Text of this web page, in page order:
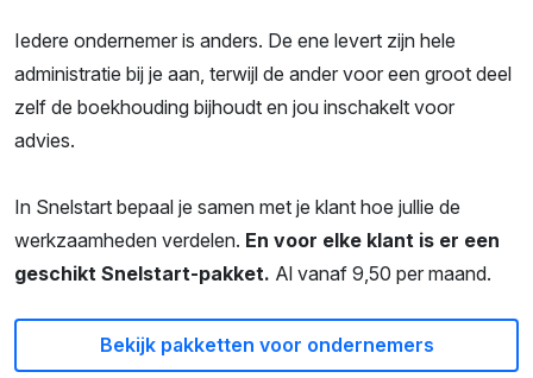
Iedere ondernemer is anders. De ene levert zijn hele
administratie bij je aan, terwijl de ander voor een groot deel
zelf de boekhouding bijhoudt en jou inschakelt voor
advies.
In Snelstart bepaal je samen met je klant hoe jullie de
werkzaamheden verdelen. En voor elke klant is er een
geschikt Snelstart-pakket. Al vanaf 9,50 per maand.
Bekijk pakketten voor ondernemers